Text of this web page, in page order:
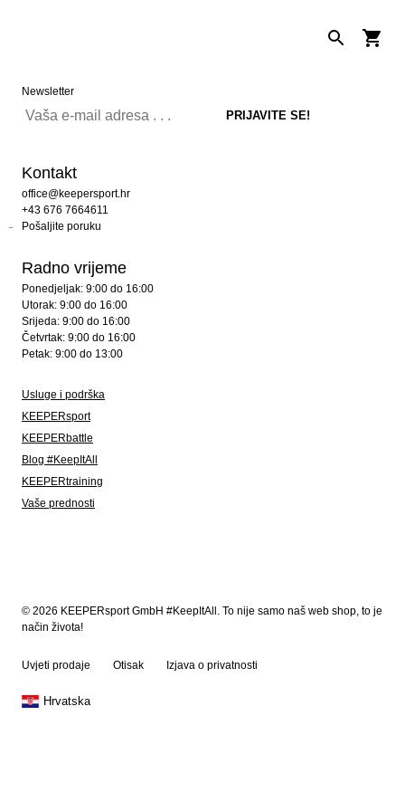
Newsletter
Kontakt
office@keepersport.hr
+43 676 7664611
Pošaljite poruku
Radno vrijeme
Ponedjeljak: 9:00 do 16:00
Utorak: 9:00 do 16:00
Srijeda: 9:00 do 16:00
Četvrtak: 9:00 do 16:00
Petak: 9:00 do 13:00
Usluge i podrška
KEEPERsport
KEEPERbattle
Blog #KeepItAll
KEEPERtraining
Vaše prednosti
© 2026 KEEPERsport GmbH #KeepItAll. To nije samo naš web shop, to je
način života!
Uvjeti prodaje Otisak Izjava o privatnosti
Hrvatska